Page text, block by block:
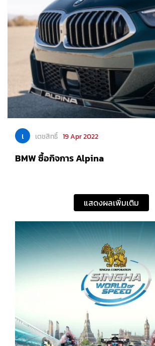
เ เตชสิทธิ์ 19 Apr 2022
BMW ซื้อกิจการ Alpina
แสดงผลเพิ่มเติม